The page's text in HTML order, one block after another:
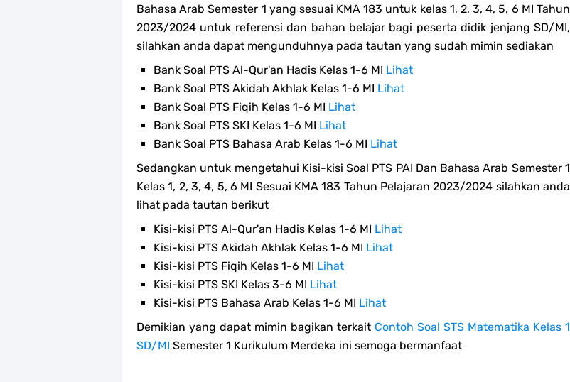
Bahasa Arab Semester 1 yang sesuai KMA 183 untuk kelas 1, 2, 3, 4, 5, 6 MI Tahun
2023/2024 untuk referensi dan bahan belajar bagi peserta didik jenjang SD/MI,
silahkan anda dapat mengunduhnya pada tautan yang sudah mimin sediakan
Bank Soal PTS Al-Qur'an Hadis Kelas 1-6 MI Lihat
Bank Soal PTS Akidah Akhlak Kelas 1-6 MI Lihat
Bank Soal PTS Fiqih Kelas 1-6 MI Lihat
Bank Soal PTS SKI Kelas 1-6 MI Lihat
Bank Soal PTS Bahasa Arab Kelas 1-6 MI Lihat
Sedangkan untuk mengetahui Kisi-kisi Soal PTS PAI Dan Bahasa Arab Semester 1
Kelas 1, 2, 3, 4, 5, 6 MI Sesuai KMA 183 Tahun Pelajaran 2023/2024 silahkan anda
lihat pada tautan berikut
Kisi-kisi PTS Al-Qur'an Hadis Kelas 1-6 MI Lihat
Kisi-kisi PTS Akidah Akhlak Kelas 1-6 MI Lihat
Kisi-kisi PTS Fiqih Kelas 1-6 MI Lihat
Kisi-kisi PTS SKI Kelas 3-6 MI Lihat
Kisi-kisi PTS Bahasa Arab Kelas 1-6 MI Lihat
Demikian yang dapat mimin bagikan terkait Contoh Soal STS Matematika Kelas 1
SD/MI Semester 1 Kurikulum Merdeka ini semoga bermanfaat